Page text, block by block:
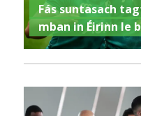
Fás suntasach
mban in Éirinn le